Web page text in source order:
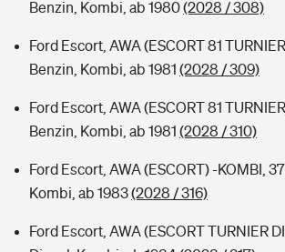
Benzin, Kombi, ab 1980(2028 / 308)
Ford Escort, AWA (ESCORT 81
Benzin, Kombi, ab 1981 (2028 / 309)
Ford Escort, AWA (ESCORT 81
Benzin, Kombi, ab 1981 (2028 / 310)
Ford Escort, AWA (ESCORT) -KOMBI,
Kombi, ab 1983(2028 / 316)
Ford Escort, AWA (ESCORT TURNIER